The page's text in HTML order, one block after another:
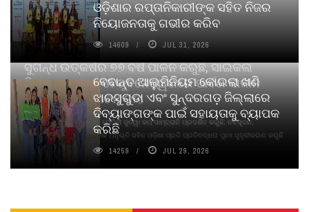
ସୁଗନ୍ଧ ଉତ୍କର୍ଷର ୭୭ ବର୍ଷ ପାଳନ କରୁଛି, ସାଇକଲ
ପିୟୋର୍‌ ଅଗରବତୀ ଭୁବନେଶ୍ୱରରେ ପାର୍ବଣ କାଳୀନ
ନବସୃଜନ ଉନ୍ମୋଚନ କଲା
ବାଉଁଶ ବିହୀନ କଠିନ ଧୂପ ଏବଂ ମେଦିନୀ ଜୁଡୱା କପ୍‌ ସାମ୍ବ୍ରାନି ପ୍ରଦର୍ଶିତ କରୁଛି; ନବସୃଜନ,
ଦୀର୍ଘସ୍ଥାୟିତା ଏବଂ ଆଧ୍ୟାତ୍ମିକ ଅନୁଭୂତି ସହିତ ଓଡ଼ିଶା ପ୍ରତି ପ୍ରତିବଦ୍ଧତା ପୁନଃ ସୁଦୃଢୀକରଣ କରୁଛି
ଓଡ଼ିଶାର ରପ୍ତାନିକାରୀଙ୍କ ସହିତ ନିଜର
ନିୟୋଜନତାକୁ ଗଭୀର କରିବ
14609 JUL 31, 2026
ବେଦାନ୍ତ ଆଲୁମିନିୟମ କୋଇଲା ଖଣି
ଝାରସୁଗୁଡା ଏବଂ ସୁନ୍ଦରଗଡ଼ ଜିଲ୍ଲାରେ
ଦିବ୍ୟାଙ୍ଗଙ୍କ ପାଇଁ ସହାୟତାକୁ ବ୍ୟାପକ
କରିଛି
14259 JUL 29, 2026